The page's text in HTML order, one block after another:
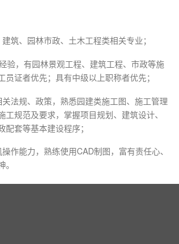
筑、园林市政、土木工程类相关专业；
验，有园林景观工程、建筑工程、市政等施
员证者优先；具有中级以上职称者优先；
法规、政策，熟悉园建类施工图、施工管理
工规范及要求，掌握项目规划、建筑设计、
套等基本建设程序；
作能力，熟练使用CAD制图，富有责任心、